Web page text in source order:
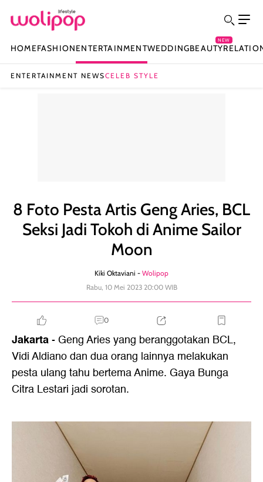
HOMEFASHIONENTERTAINMENTWEDDINGBEAUTY
NEW
ENTERTAINMENT NEWSCELEB STYLE
8 Foto Pesta Artis Geng Aries, BCL
Seksi Jadi Tokoh di Anime Sailor
Moon
Kiki Oktaviani - Wolipop
Rabu, 10 Mei 2023 20:00 WIB
0
Jakarta- Geng Aries yang beranggotakan BCL,
Vidi Aldiano dan dua orang lainnya melakukan
pesta ulang tahu bertema Anime. Gaya Bunga
Citra Lestari jadi sorotan.